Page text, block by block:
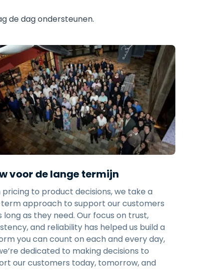
de dag ondersteunen.
voor de lange termijn
pricing to product decisions, we take a
approach to support our customers
long as they need. Our focus on trust,
and reliability has helped us build a
you can count on each and every day,
dedicated to making decisions to
our customers today, tomorrow, and